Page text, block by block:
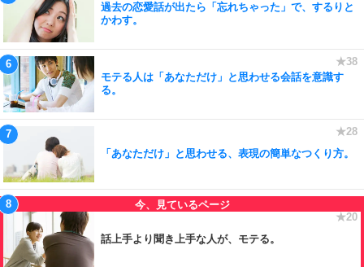
過去の恋愛話が出たら「忘れちゃった」で、するりと
かわす。
モテる人は「あなただけ」と思わせる会話を意識す
る。
「あなただけ」と思わせる、表現の簡単なつくり方。
話上手より聞き上手な人が、モテる。